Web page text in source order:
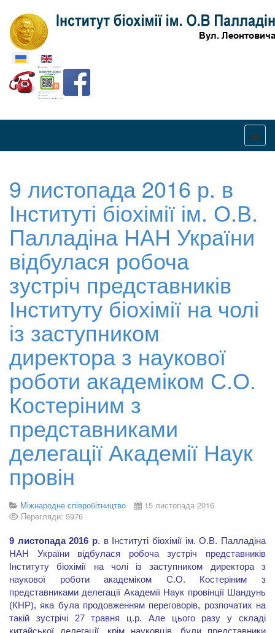
Оберіть свою мову
9 листопада 2016 р. в
Інституті біохімії ім. О.В.
Палладіна НАН України
відбулася робоча
зустріч представників
Інституту біохімії на чолі
із заступником
директора з наукової
роботи академіком С.О.
Костеріним з
представниками
делегації Академії Наук
провін
Міжнародне співробітництво
15 листопада 2016
Перегляди: 5976
9 листопада 2016 р. в Інституті біохімії ім. О.В. Палладіна
НАН України відбулася робоча зустріч представників
Інституту біохімії на чолі із заступником директора з
наукової роботи академіком С.О. Костеріним з
представниками делегації Академії Наук провінції Шандунь
(КНР), яка була продовженням переговорів, розпочатих на
такій зустрічі 27 травня ц.р. Але цього разу у складі